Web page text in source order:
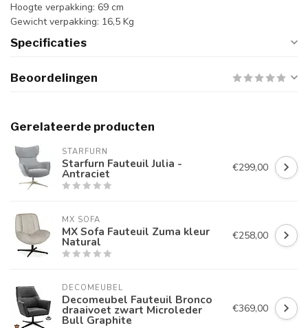
Hoogte verpakking: 69 cm
Gewicht verpakking: 16,5 Kg
Specificaties
Beoordelingen
Gerelateerde producten
STARFURN
Starfurn Fauteuil Julia -
Antraciet €299,00
MX SOFA
MX Sofa Fauteuil Zuma kleur
Natural €258,00
DECOMEUBEL
Decomeubel Fauteuil Bronco
draaivoet zwart Microleder
Bull Graphite
€369,00